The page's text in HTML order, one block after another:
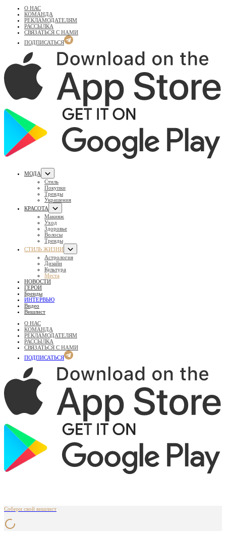
О НАС
КОМАНДА
РЕКЛАМОДАТЕЛЯМ
РАССЫЛКА
СВЯЗАТЬСЯ С НАМИ
ПОДПИСАТЬСЯ
МОДА
Стиль
Покупки
Тренды
Украшения
КРАСОТА
Макияж
Уход
Здоровье
Волосы
Тренды
СТИЛЬ ЖИЗНИ
Астрология
Дизайн
Культура
Места
НОВОСТИ
ГЕРОИ
Бренды
ИНТЕРВЬЮ
Видео
Вишлист
О НАС
КОМАНДА
РЕКЛАМОДАТЕЛЯМ
РАССЫЛКА
СВЯЗАТЬСЯ С НАМИ
ПОДПИСАТЬСЯ
Собери свой вишлист